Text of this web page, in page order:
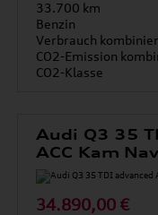
33.700 km
Benzin
Verbrauch
CO2-Emission
CO2-Klasse
Audi Q3 35
ACC Kam
34.890,00 €